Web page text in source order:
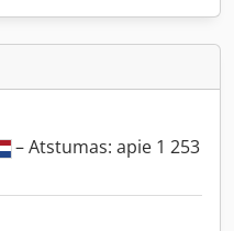
– Atstumas: apie 1 253